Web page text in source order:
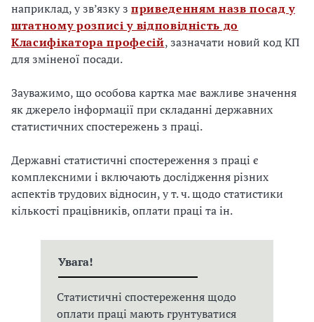
наприклад, у зв’язку з приведенням назв посад у
штатному розписі у відповідність до
Класифікатора професій, зазначати новий код КП
для зміненої посади.
Зауважимо, що особова картка має важливе значення
як джерело інформації при складанні державних
статистичних спостережень з праці.
Державні статистичні спостереження з праці є
комплексними і включають дослідження різних
аспектів трудових відносин, у т. ч. щодо статистики
кількості працівників, оплати праці та ін.
Увага!
Статистичні спостереження щодо
оплати праці мають грунтуватися